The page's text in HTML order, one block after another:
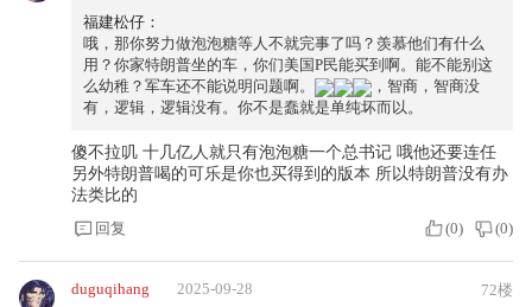
福建松仔：
哦，那你努力做泡泡糖等人不就完事了吗？羡慕他们有什么
用？你家特朗普坐的车，你们美国P民能买到啊。能不能别这
么幼稚？军车还不能说明问题啊。
，智商，智商没
有，逻辑，逻辑没有。你不是蠢就是单纯坏而以。
傻不拉叽 十几亿人就只有泡泡糖一个总书记 哦他还要连任
另外特朗普喝的可乐是你也买得到的版本 所以特朗普没有办
法类比的
回复
(0) (0)
duguqihang 2025-09-28 72楼